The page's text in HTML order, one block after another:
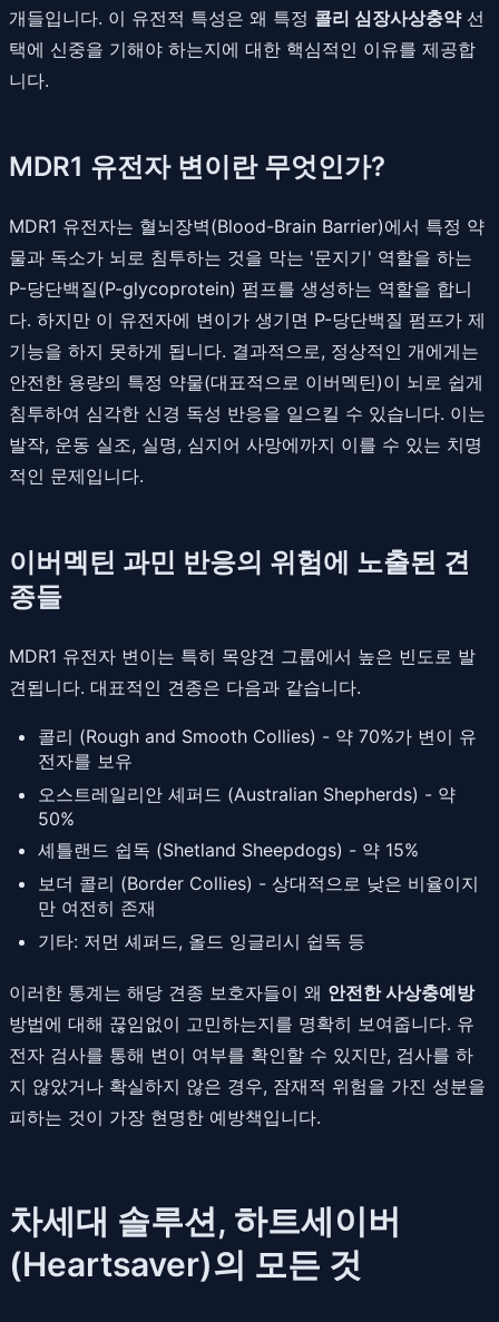
개들입니다. 이 유전적 특성은 왜 특정 콜리 심장사상충약선
택에 신중을 기해야 하는지에 대한 핵심적인 이유를 제공합
니다.
MDR1 유전자 변이란 무엇인가?
MDR1 유전자는 혈뇌장벽(Blood-Brain Barrier)에서 특정 약
물과 독소가 뇌로 침투하는 것을 막는 '문지기' 역할을 하는
P-당단백질(P-glycoprotein) 펌프를 생성하는 역할을 합니
다. 하지만 이 유전자에 변이가 생기면 P-당단백질 펌프가 제
기능을 하지 못하게 됩니다. 결과적으로, 정상적인 개에게는
안전한 용량의 특정 약물(대표적으로 이버멕틴)이 뇌로 쉽게
침투하여 심각한 신경 독성 반응을 일으킬 수 있습니다. 이는
발작, 운동 실조, 실명, 심지어 사망에까지 이를 수 있는 치명
적인 문제입니다.
이버멕틴 과민 반응의 위험에 노출된 견
종들
MDR1 유전자 변이는 특히 목양견 그룹에서 높은 빈도로 발
견됩니다. 대표적인 견종은 다음과 같습니다.
콜리 (Rough and Smooth Collies) - 약 70%가 변이 유
전자를 보유
오스트레일리안 셰퍼드 (Australian Shepherds) - 약
50%
셰틀랜드 쉽독 (Shetland Sheepdogs) - 약 15%
보더 콜리 (Border Collies) - 상대적으로 낮은 비율이지
만 여전히 존재
기타: 저먼 셰퍼드, 올드 잉글리시 쉽독 등
이러한 통계는 해당 견종 보호자들이 왜 안전한 사상충예방
방법에 대해 끊임없이 고민하는지를 명확히 보여줍니다. 유
전자 검사를 통해 변이 여부를 확인할 수 있지만, 검사를 하
지 않았거나 확실하지 않은 경우, 잠재적 위험을 가진 성분을
피하는 것이 가장 현명한 예방책입니다.
차세대 솔루션, 하트세이버
(Heartsaver)의 모든 것